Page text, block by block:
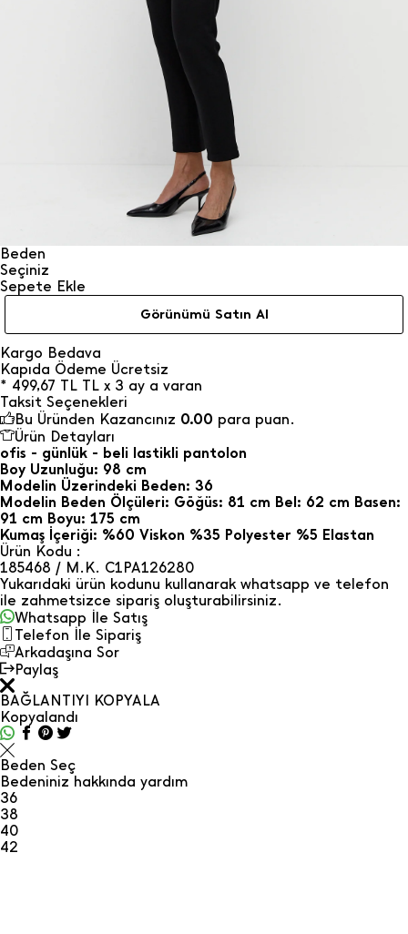
Beden
Seçiniz
Sepete Ekle
Görünümü Satın Al
Kargo Bedava
Kapıda Ödeme Ücretsiz
* 499,67 TL TL x 3 ay a varan
Taksit Seçenekleri
Bu Üründen Kazancınız 0.00 para puan.
Ürün Detayları
ofis - günlük - beli lastikli pantolon
Boy Uzunluğu: 98 cm
Modelin Üzerindeki Beden: 36
Modelin Beden Ölçüleri: Göğüs: 81 cm Bel: 62 cm Basen:
91 cm Boyu: 175 cm
Kumaş İçeriği: %60 Viskon %35 Polyester %5 Elastan
Ürün Kodu :
185468 / M.K. C1PA126280
Yukarıdaki ürün kodunu kullanarak whatsapp ve telefon
ile zahmetsizce sipariş oluşturabilirsiniz.
Whatsapp İle Satış
Telefon İle Sipariş
Arkadaşına Sor
Paylaş
BAĞLANTIYI KOPYALA
Kopyalandı
Beden Seç
Bedeniniz hakkında yardım
36
38
40
42